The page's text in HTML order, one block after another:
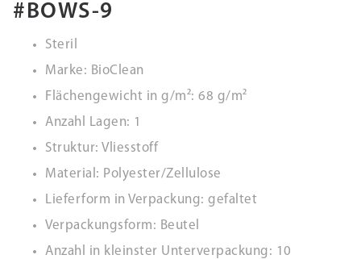
#BOWS-9
Steril
Marke: BioClean
Flächengewicht in g/m²: 68 g/m²
Anzahl Lagen: 1
Struktur: Vliesstoff
Material: Polyester/Zellulose
Lieferform in Verpackung: gefaltet
Verpackungsform: Beutel
Anzahl in kleinster Unterverpackung: 10